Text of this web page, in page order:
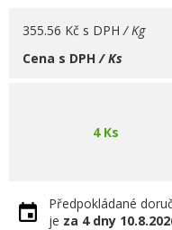
355.56 Kč s DPH / Kg
Cena s DPH/ Ks
4 Ks
Předpokládané
je za 4 dny